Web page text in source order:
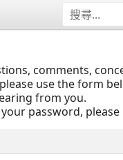
comments,
use the form
from you.
password, please